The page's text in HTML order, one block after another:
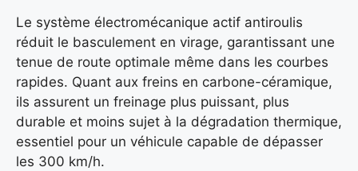
Le système électromécanique actif antiroulis
réduit le basculement en virage, garantissant une
tenue de route optimale même dans les courbes
rapides. Quant aux freins en carbone-céramique,
ils assurent un freinage plus puissant, plus
durable et moins sujet à la dégradation thermique,
essentiel pour un véhicule capable de dépasser
les 300 km/h.